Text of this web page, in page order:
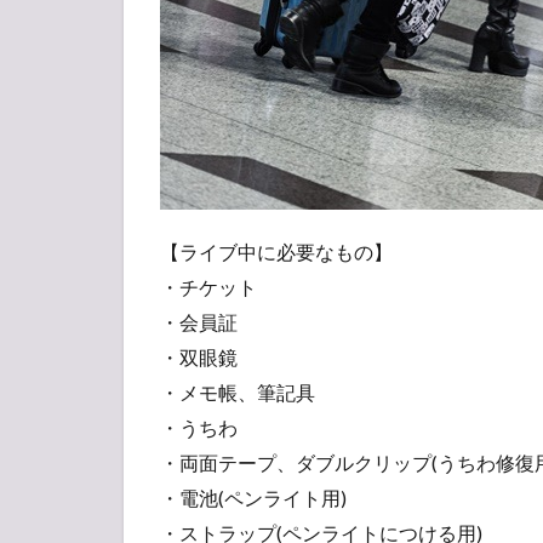
ズ、
待ち
時間
など
3.1
おす
すめ
ズ
3.2
レは
早め
に！
4
④ラ
【ライブ中に必要なもの】
・チケット
・会員証
・双眼鏡
・メモ帳、筆記具
・うちわ
・両面テープ、ダブルクリップ(うちわ修復
・電池(ペンライト用)
・ストラップ(ペンライトにつける用)